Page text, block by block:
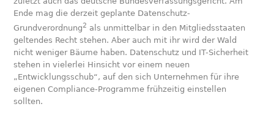
Ende mag die derzeit geplante Datenschutz-
Grundverordnung2 als unmittelbar in den Mitgliedsstaaten
geltendes Recht stehen. Aber auch mit ihr wird der Wald
nicht weniger Bäume haben. Datenschutz und IT-Sicherheit
stehen in vielerlei Hinsicht vor einem neuen
„Entwicklungsschub“, auf den sich Unternehmen für ihre
eigenen Compliance-Programme frühzeitig einstellen
sollten.